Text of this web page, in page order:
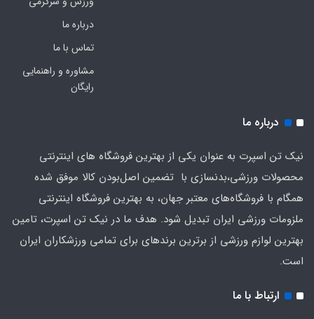
درباره ما
تماس با ما
مشاوره و راهنمایی
رایگان
درباره ما
نیک تن اسپرت به عنوان یکی از بهترین فروشگاه های اینترنتی
محصولات ورزشی،بدنسازی با تضمین اصل‌بودن کالا موفق شده
همگام با فروشگاه‌های معتبر جهان، به بهترین فروشگاه اینترنتی
ملزومات ورزشی ایران تبدیل شود. هدف ما در نیک تن اسپرت، تامین
بهترین لوازم ورزشی از برترین برندهای برای تمامی ورزشکاران ایران
است.
ارتباط با ما